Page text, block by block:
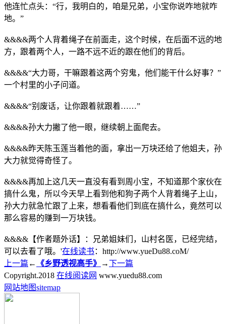
他连忙点头：“行，我明白的，咱是兄弟，小宝你说咋地就咋
地。”
&&&&两个人背着绳子在前面走，这个时候，在后面不远的地
方，跟着两个人，一路不远不近的跟在他们的背后。
&&&&“大力哥，干嘛跟着这两个穷鬼，他们能干什么好事？”
一个村里的小子问道。
&&&&“别废话，让你跟着就跟着……”
&&&&孙大力撇了他一眼，继续朝上面爬去。
&&&&昨天陈玉莲当着他的面，拿出一万块还给了他姐夫，孙
大力就觉得奇怪了。
&&&&再加上这几天一直没有看到周小宝，不知道那个家伙在
搞什么鬼，所以今天早上看到他和狗子两个人背着绳子上山，
孙大力就急忙跟了上来，想看看他们到底在搞什么，竟然可以
那么容易的赚到一万块钱。
&&&&【作者题外话】：兄弟姐妹们，山村名医，已经完结，
可以去看了哦。'在线读书 ：http://www.yueDu88.coM/
上一篇 ← 《乡野透视高手》 →下一篇
Copyright.2018 在线阅读网 www.yuedu88.com
网站地图sitemap